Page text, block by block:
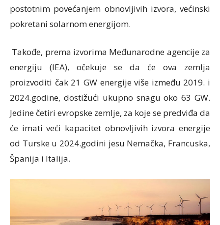
postotnim povećanjem obnovljivih izvora, većinski
pokretani solarnom energijom.
Takođe, prema izvorima Međunarodne agencije za
energiju (IEA), očekuje se da će ova zemlja
proizvoditi čak 21 GW energije više između 2019. i
2024.godine, dostižući ukupno snagu oko 63 GW.
Jedine četiri evropske zemlje, za koje se predviđa da
će imati veći kapacitet obnovljivih izvora energije
od Turske u 2024.godini jesu Nemačka, Francuska,
Španija i Italija.